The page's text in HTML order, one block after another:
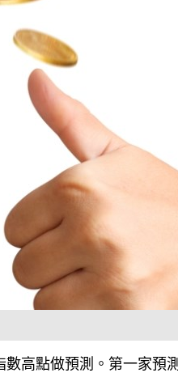
高點做預測。第一家預